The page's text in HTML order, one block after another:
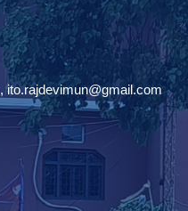
,ito.rajdevimun@gmail.com